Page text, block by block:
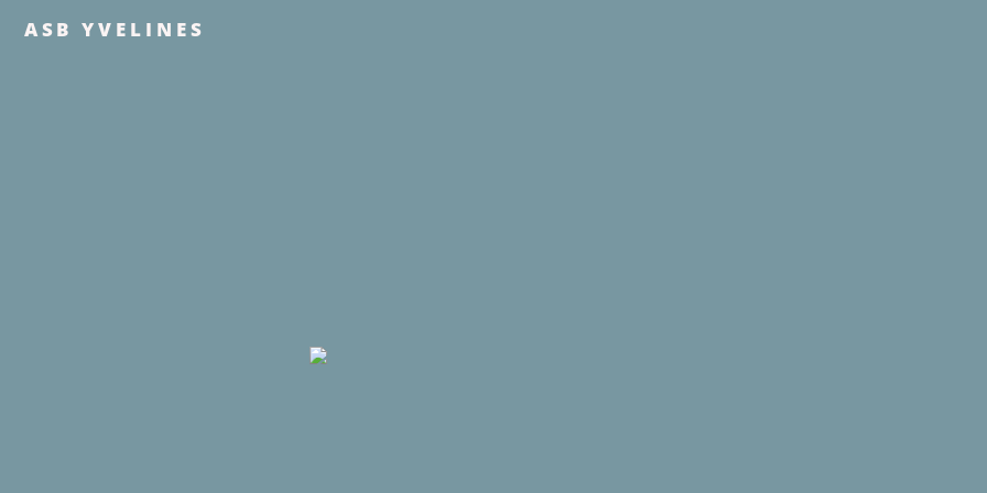
ASB YVELINES